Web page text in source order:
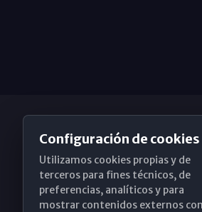
Obispado de
Configuración de cookies
Utilizamos cookies propias y de
terceros para fines técnicos, de
preferencias, analíticos y para
mostrar contenidos externos